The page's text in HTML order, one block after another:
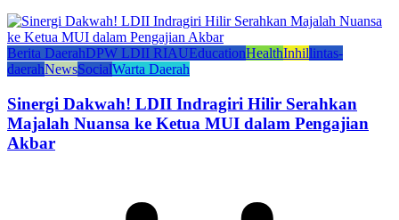
Berita DaerahDPW LDII RIAUEducationHealthInhillintas-
daerahNewsSocialWarta Daerah
Sinergi Dakwah! LDII Indragiri Hilir Serahkan
Majalah Nuansa ke Ketua MUI dalam Pengajian
Akbar